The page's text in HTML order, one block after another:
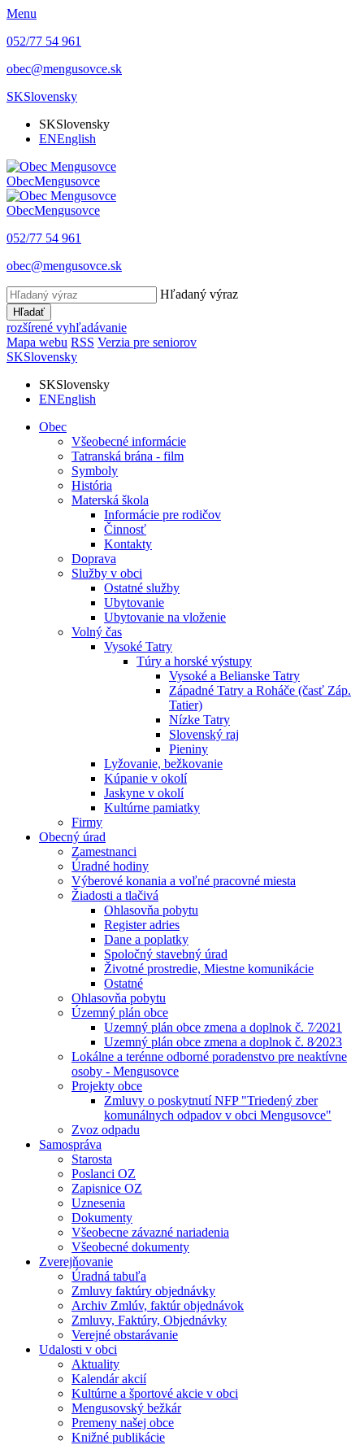
Menu
052/77 54 961
obec@mengusovce.sk
SKSlovensky
SKSlovensky
ENEnglish
ObecMengusovce
ObecMengusovce
052/77 54 961
obec@mengusovce.sk
Hľadaný výraz
Hľadať
rozšírené vyhľadávanie
Mapa webu RSS Verzia pre seniorov
SKSlovensky
SKSlovensky
ENEnglish
Obec
Všeobecné informácie
Tatranská brána - film
Symboly
História
Materská škola
Informácie pre rodičov
Činnosť
Kontakty
Doprava
Služby v obci
Ostatné služby
Ubytovanie
Ubytovanie na vloženie
Volný čas
Vysoké Tatry
Túry a horské výstupy
Vysoké a Belianske Tatry
Západné Tatry a Roháče (časť Záp.
Tatier)
Nízke Tatry
Slovenský raj
Pieniny
Lyžovanie, bežkovanie
Kúpanie v okolí
Jaskyne v okolí
Kultúrne pamiatky
Firmy
Obecný úrad
Zamestnanci
Úradné hodiny
Výberové konania a voľné pracovné miesta
Žiadosti a tlačivá
Ohlasovňa pobytu
Register adries
Dane a poplatky
Spoločný stavebný úrad
Životné prostredie, Miestne komunikácie
Ostatné
Ohlasovňa pobytu
Územný plán obce
Uzemný plán obce zmena a doplnok č. 7⁄2021
Uzemný plán obce zmena a doplnok č. 8⁄2023
Lokálne a terénne odborné poradenstvo pre neaktívne
osoby - Mengusovce
Projekty obce
Zmluvy o poskytnutí NFP "Triedený zber
komunálnych odpadov v obci Mengusovce"
Zvoz odpadu
Samospráva
Starosta
Poslanci OZ
Zapisnice OZ
Uznesenia
Dokumenty
Všeobecne závazné nariadenia
Všeobecné dokumenty
Zverejňovanie
Úradná tabuľa
Zmluvy faktúry objednávky
Archiv Zmlúv, faktúr objednávok
Zmluvy, Faktúry, Objednávky
Verejné obstarávanie
Udalosti v obci
Aktuality
Kalendár akcií
Kultúrne a športové akcie v obci
Mengusovský bežkár
Premeny našej obce
Knižné publikácie